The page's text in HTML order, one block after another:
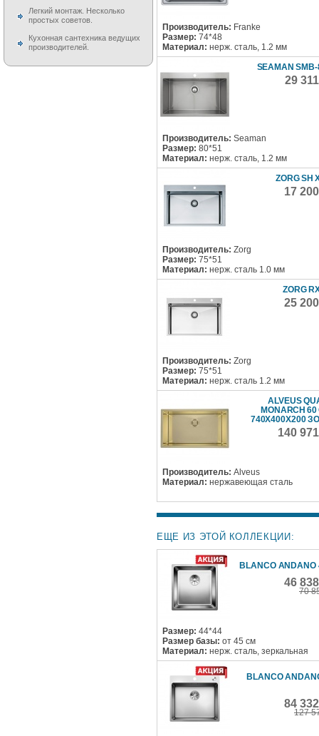
Производитель: Franke
Размер: 74*48
Материал: нерж. сталь, 1.2 мм
SEAMAN
29
Производитель: Seaman
Размер: 80*51
Материал: нерж. сталь, 1.2 мм
ZORG SH
17
Производитель: Zorg
Размер: 75*51
Материал: нерж. сталь 1.0 мм
ZORG
25
Производитель: Zorg
Размер: 75*51
Материал: нерж. сталь 1.2 мм
ALVEUS
MONARCH 60
740X400X200
140
Производитель: Alveus
Материал: нержавеющая сталь
ЕЩЕ ИЗ ЭТОЙ КОЛЛЕКЦИИ:
BLANCO ANDANO
46
70
Размер: 44*44
Размер базы: от 45 см
Материал: нерж. сталь, зеркальная
BLANCO
84
127
Легкий монтаж. Несколько
простых советов.
Кухонная сантехника ведущих
производителей.